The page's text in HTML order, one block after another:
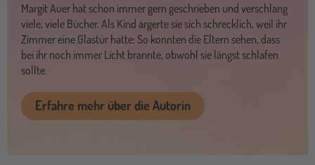
Margit Auer hat schon immer gern geschrieben und verschlang
viele, viele Bücher. Als Kind ärgerte sie sich schrecklich, weil ihr
Zimmer eine Glastür hatte: So konnten die Eltern sehen, dass
bei ihr noch immer Licht brannte, obwohl sie längst schlafen
sollte.
Erfahre mehr über die Autorin